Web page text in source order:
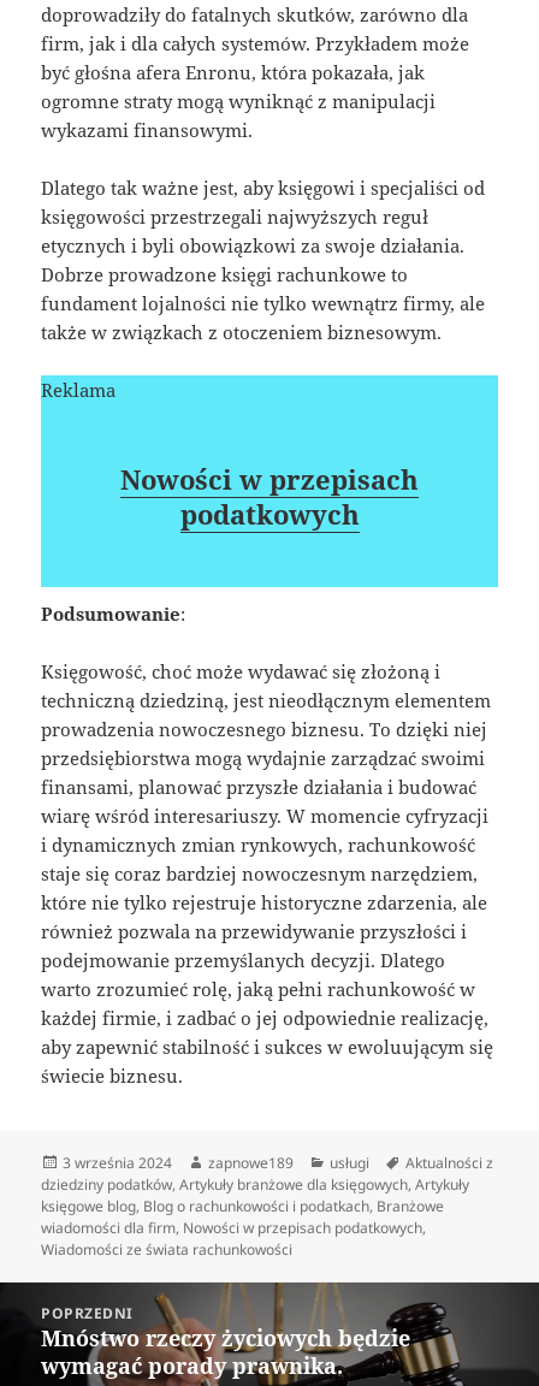
doprowadziły do fatalnych skutków, zarówno dla
firm, jak i dla całych systemów. Przykładem może
być głośna afera Enronu, która pokazała, jak
ogromne straty mogą wyniknąć z manipulacji
wykazami finansowymi.
Dlatego tak ważne jest, aby księgowi i specjaliści od
księgowości przestrzegali najwyższych reguł
etycznych i byli obowiązkowi za swoje działania.
Dobrze prowadzone księgi rachunkowe to
fundament lojalności nie tylko wewnątrz firmy, ale
także w związkach z otoczeniem biznesowym.
Reklama
Nowości w przepisach
podatkowych
Podsumowanie:
Księgowość, choć może wydawać się złożoną i
techniczną dziedziną, jest nieodłącznym elementem
prowadzenia nowoczesnego biznesu. To dzięki niej
przedsiębiorstwa mogą wydajnie zarządzać swoimi
finansami, planować przyszłe działania i budować
wiarę wśród interesariuszy. W momencie cyfryzacji
i dynamicznych zmian rynkowych, rachunkowość
staje się coraz bardziej nowoczesnym narzędziem,
które nie tylko rejestruje historyczne zdarzenia, ale
również pozwala na przewidywanie przyszłości i
podejmowanie przemyślanych decyzji. Dlatego
warto zrozumieć rolę, jaką pełni rachunkowość w
każdej firmie, i zadbać o jej odpowiednie realizację,
aby zapewnić stabilność i sukces w ewoluującym się
świecie biznesu.
Data
publikacji
3 września 2024 Autor
zapnowe189 Kategorie
usługi Tagi
Aktualności z
dziedziny podatków,Artykuły branżowe dla księgowych,Artykuły
księgowe blog, Blog o rachunkowości i podatkach, Branżowe
wiadomości dla firm, Nowości w przepisach podatkowych,
Wiadomości ze świata rachunkowości
wpisuPOPRZEDNI
Poprzedni
wpis:
Mnóstwo rzeczy życiowych będzie
wymagać porady prawnika.